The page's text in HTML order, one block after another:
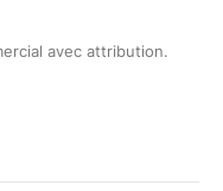
avec attribution.